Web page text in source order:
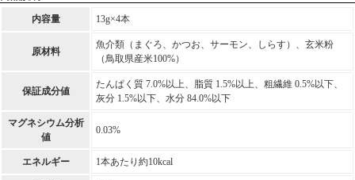
内容量 13g×4本
原材料
魚介類（まぐろ、かつお、サーモン、しらす）、玄米粉
（鳥取県産米100%）
保証成分値
たんぱく質 7.0%以上、脂質 1.5%以上、粗繊維 0.5%以下、
灰分 1.5%以下、水分 84.0%以下
マグネシウム分析
値
0.03%
エネルギー 1本あたり約10kcal